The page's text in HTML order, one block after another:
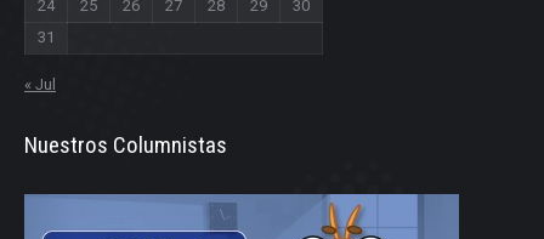
24
25 26 27 28 29
30
31
« Jul
Nuestros Columnistas